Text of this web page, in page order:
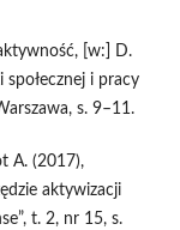
[w:] D.
społecznej i pracy
s. 9–11.
A. (2017),
aktywizacji
t. 2, nr 15, s.